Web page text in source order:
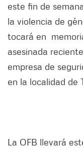
este fin de
la violencia de
tocará en
asesinada
empresa de
en la localidad de
La OFB llevará